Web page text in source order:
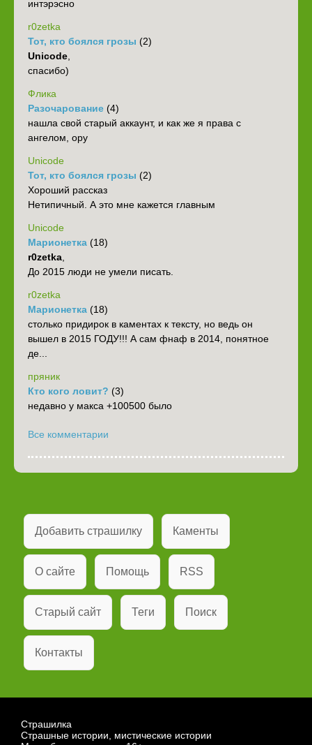
интэрэсно
r0zetka
Тот, кто боялся грозы (2)
Unicode
спасибо)
Флика
Разочарование (4)
нашла свой старый аккаунт, и как же я права с
ангелом, ору
Unicode
Тот, кто боялся грозы (2)
Хороший рассказ
Нетипичный. А это мне кажется главным
Unicode
Марионетка (18)
r0zetka
До 2015 люди не умели писать.
r0zetka
Марионетка (18)
столько придирок в каментах к тексту, но ведь он
вышел в 2015 ГОДУ!!! А сам фнаф в 2014, понятное
де...
пряник
Кто кого ловит? (3)
недавно у макса +100500 было
Все комментарии
Добавить страшилку Каменты
О сайте Помощь RSS
Старый сайт Теги Поиск
Контакты
Страшилка
Страшные истории, мистические истории